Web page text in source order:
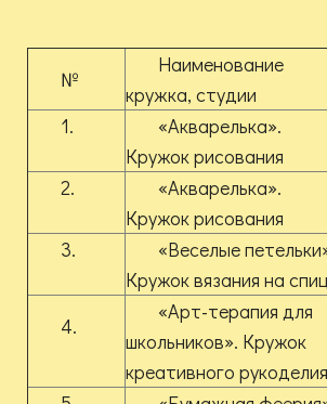
№
Наименование
кружка, студии
1.
«Акварелька».
Кружок рисования
2.
«Акварелька».
Кружок рисования
3.
«Веселые
Кружок вязания на
4.
«Арт-терапия для
школьников». Кружок
креативного рукоделия